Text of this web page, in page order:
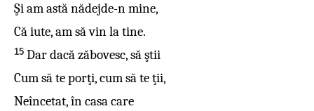
Şi am astă nădejde-n mine,
Că iute, am să vin la tine.
15 Dar dacă zăbovesc, să ştii
Cum să te porţi, cum să te ţii,
Neîncetat, în casa care